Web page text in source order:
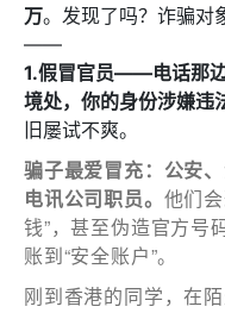
稱謂
先生
小姐
女士
姓*
万。发现了吗？诈骗对
——
1.假冒官员——电话那
境处，你的身份涉嫌违
旧屡试不爽。
骗子最爱冒充：公安
电讯公司职员。 他们
钱”，甚至伪造官方号
账到“安全账户”。
刚到香港的同学，在